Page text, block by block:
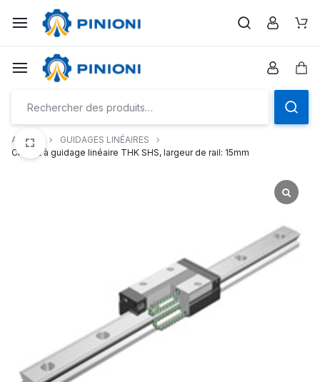
à/au
Accueil
GUIDAGES LINÉAIRES
Chariot à guidage linéaire THK SHS, largeur de rail: 15mm